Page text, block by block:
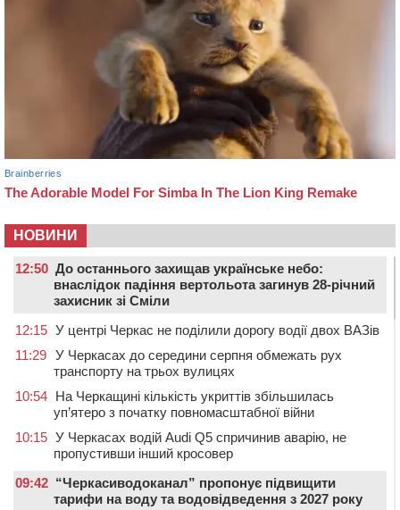
НОВИНИ
12:50 До останнього захищав українське небо:
внаслідок падіння вертольота загинув 28-річний
захисник зі Сміли
12:15 У центрі Черкас не поділили дорогу водії двох ВАЗів
11:29 У Черкасах до середини серпня обмежать рух
транспорту на трьох вулицях
10:54 На Черкащині кількість укриттів збільшилась
уп’ятеро з початку повномасштабної війни
10:15 У Черкасах водій Audi Q5 спричинив аварію, не
пропустивши інший кросовер
09:42 “Черкасиводоканал” пропонує підвищити
тарифи на воду та водовідведення з 2027 року